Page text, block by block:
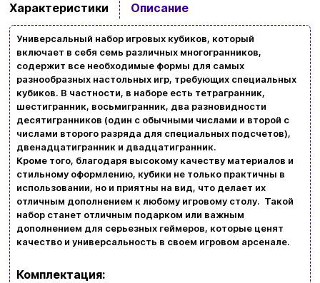
Характеристики Описание
Универсальный набор игровых кубиков, который
включает в себя семь различных многогранников,
содержит все необходимые формы для самых
разнообразных настольных игр, требующих специальных
кубиков. В частности, в наборе есть тетрагранник,
шестигранник, восьмигранник, два разновидности
десятигранников (один с обычными числами и второй с
числами второго разряда для специальных подсчетов),
двенадцатигранник и двадцатигранник.
Кроме того, благодаря высокому качеству материалов и
стильному оформлению, кубики не только практичны в
использовании, но и приятны на вид, что делает их
отличным дополнением к любому игровому столу. Такой
набор станет отличным подарком или важным
дополнением для серьезных геймеров, которые ценят
качество и универсальность в своем игровом арсенале.
Комплектация:
Доставка и оплата
Новости и статьи
Возврат и обмен товаров
Политика конфиденциальности
Контакты
+380996393746
Ваша корзина сейчас пуста
Просмотрите ассортимент нашего магазина и
вы обязательно найдете что-нибудь
интересное